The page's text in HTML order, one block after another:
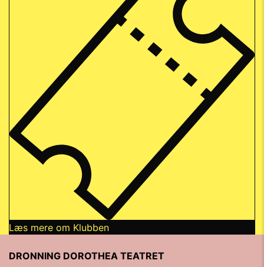
Læs mere om Klubben
DRONNING DOROTHEA TEATRET